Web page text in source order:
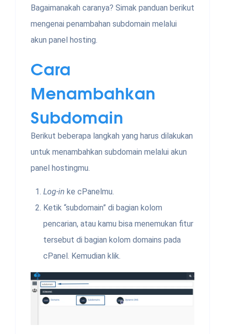
Bagaimanakah caranya? Simak panduan berikut
mengenai penambahan subdomain melalui
akun panel hosting.
Cara
Menambahkan
Subdomain
Berikut beberapa langkah yang harus dilakukan
untuk menambahkan subdomain melalui akun
panel hostingmu.
Log-in ke cPanelmu.
Ketik “subdomain” di bagian kolom
pencarian, atau kamu bisa menemukan fitur
tersebut di bagian kolom domains pada
cPanel. Kemudian klik.